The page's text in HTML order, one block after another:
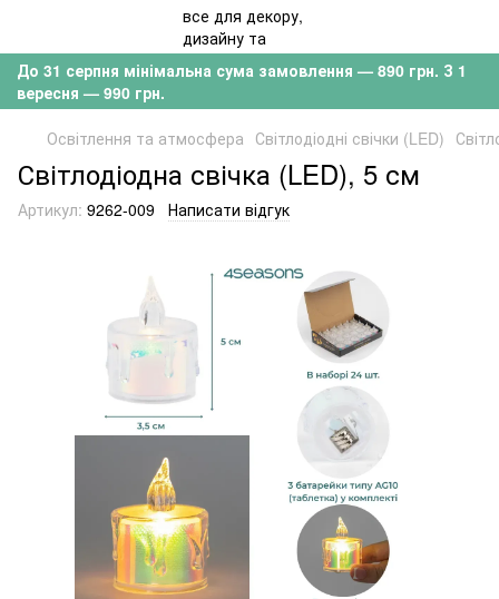
До 31 серпня мінімальна сума замовлення — 890 грн. З 1
вересня — 990 грн.
Освітлення та атмосфера Світлодіодні свічки (LED)
Світлодіодна свічка (LED), 5 см
Артикул: 9262-009 Написати відгук